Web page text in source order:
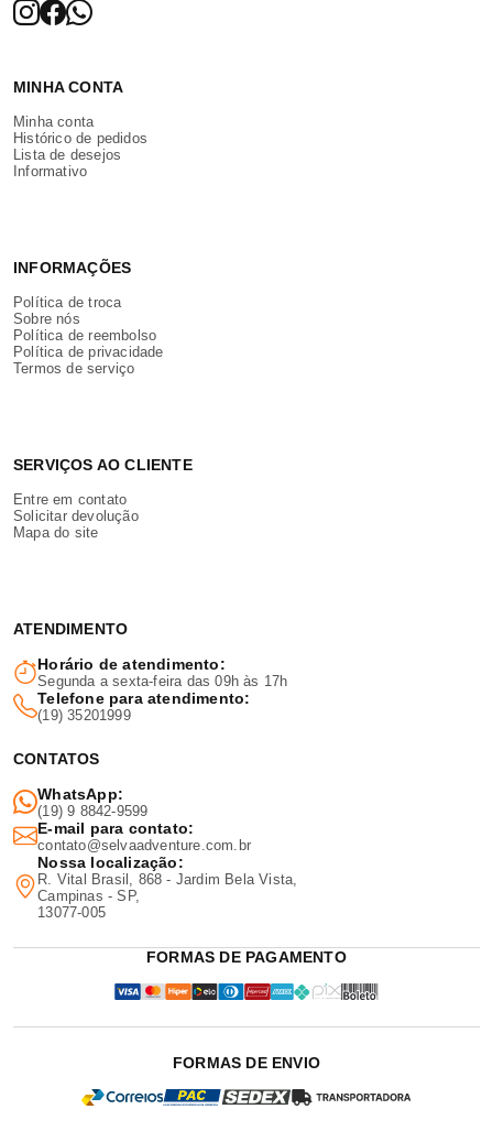
MINHA CONTA
Minha conta
Histórico de pedidos
Lista de desejos
Informativo
INFORMAÇÕES
Política de troca
Sobre nós
Política de reembolso
Política de privacidade
Termos de serviço
SERVIÇOS AO CLIENTE
Entre em contato
Solicitar devolução
Mapa do site
ATENDIMENTO
Horário de atendimento:
Segunda a sexta-feira das 09h às 17h
Telefone para atendimento:
(19) 35201999
CONTATOS
WhatsApp:
(19) 9 8842-9599
E-mail para contato:
contato@selvaadventure.com.br
Nossa localização:
R. Vital Brasil, 868 - Jardim Bela Vista,
Campinas - SP,
13077-005
FORMAS DE PAGAMENTO
FORMAS DE ENVIO